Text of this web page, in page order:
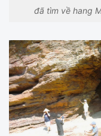
đã tìm về hang